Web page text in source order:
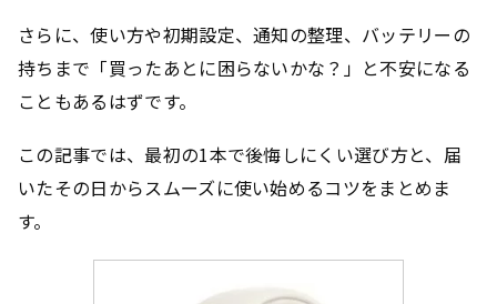
さらに、使い方や初期設定、通知の整理、バッテリーの
持ちまで「買ったあとに困らないかな？」と不安になる
こともあるはずです。
この記事では、最初の1本で後悔しにくい選び方と、届
いたその日からスムーズに使い始めるコツをまとめま
す。